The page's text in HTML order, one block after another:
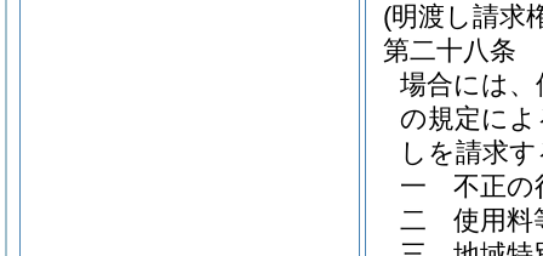
(明渡し請求
第二十八条
場合には
の規定に
しを請求
一
不正の
二
使用料